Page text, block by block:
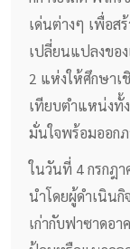
เด่นต่างๆ เพื่อส
เปลี่ยนแปลงขอ
2 แห่งให้ศึกษาเ
เทียบตำแหน่งทั้
มั่นใจพร้อมออก
ในวันที่ 4 กรกฎา
นำโดยผู้ดำเนินกิ
เก่ากับฟาซาดอ